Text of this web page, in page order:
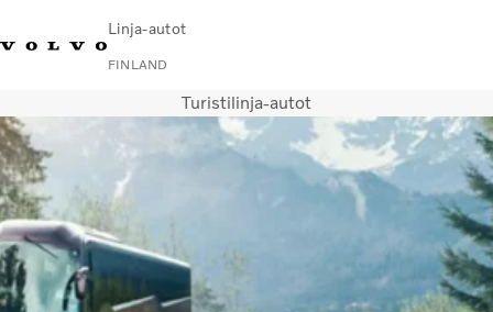
Linja-autot
FINLAND
HuoltopisteetVolvo Connect
Kaupunki- ja lähiliikenne
Turistilinja-autot
Palvelut
Miksi juuri Volvo?
Uutiset ja artikkelit
Turistilinja-autot